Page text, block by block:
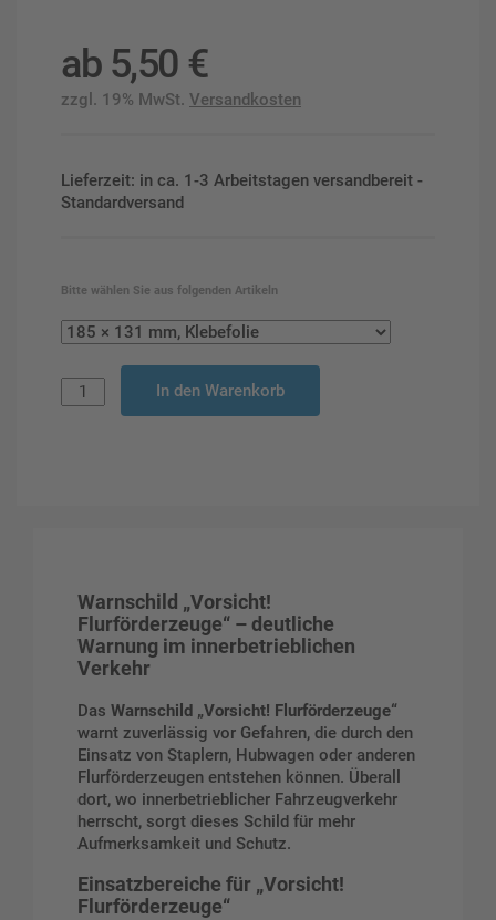
ab 5,50 €
zzgl. 19% MwSt. Versandkosten
Lieferzeit: in ca. 1-3 Arbeitstagen versandbereit -
Standardversand
Bitte wählen Sie aus folgenden Artikeln
In den Warenkorb
Warnschild „Vorsicht!
Flurförderzeuge“ – deutliche
Warnung im innerbetrieblichen
Verkehr
Das Warnschild „Vorsicht! Flurförderzeuge“
warnt zuverlässig vor Gefahren, die durch den
Einsatz von Staplern, Hubwagen oder anderen
Flurförderzeugen entstehen können. Überall
dort, wo innerbetrieblicher Fahrzeugverkehr
herrscht, sorgt dieses Schild für mehr
Aufmerksamkeit und Schutz.
Einsatzbereiche für „Vorsicht!
Flurförderzeuge“